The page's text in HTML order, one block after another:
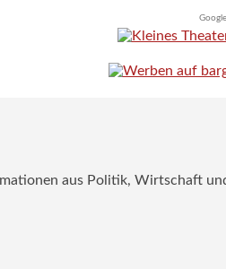
Google
aus Politik, Wirtschaft